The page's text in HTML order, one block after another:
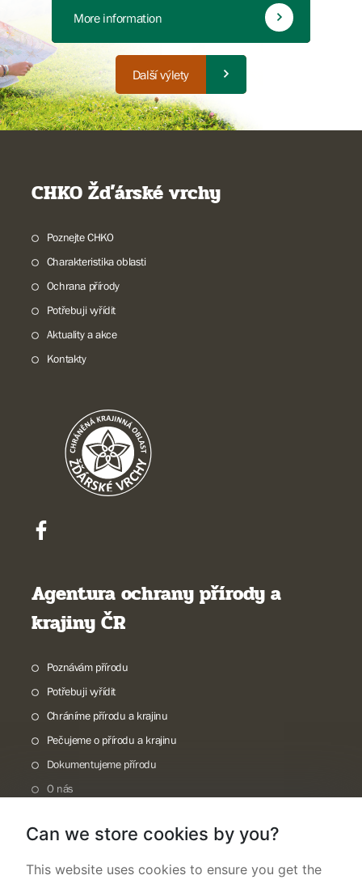
rašelinišť, mokřadů a rybníků v přírodě.
More information
Další výlety
CHKO Žďárské vrchy
Poznejte CHKO
Charakteristika oblasti
Ochrana přírody
Potřebuji vyřídit
Aktuality a akce
Kontakty
Agentura ochrany přírody a
krajiny ČR
Poznávám přírodu
Potřebuji vyřídit
Chráníme přírodu a krajinu
Pečujeme o přírodu a krajinu
Dokumentujeme přírodu
O nás
Can we store cookies by you?
This website uses cookies to ensure you get the